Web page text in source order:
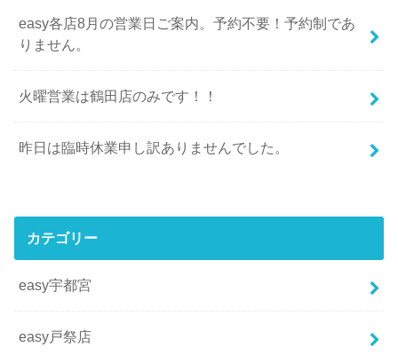
easy各店8月の営業日ご案内。予約不要！予約制であ
りません。
火曜営業は鶴田店のみです！！
昨日は臨時休業申し訳ありませんでした。
カテゴリー
easy宇都宮
easy戸祭店